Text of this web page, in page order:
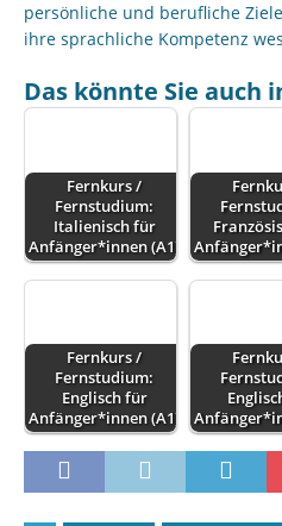
persönliche und berufliche
ihre sprachliche Kompetenz
Das könnte Sie auch
Fernkurs /
Fernstudium:
Italienisch für
Anfänger*innen (A1)
Fernkurs /
Fernstudium:
Englisch für
Anfänger*innen (A1)